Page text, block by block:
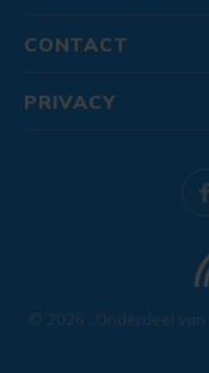
CONTACT
© 2026 . Onderdeel van
PRIVACY